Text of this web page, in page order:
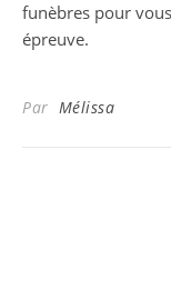
funèbres pour
épreuve.
Par Mélissa